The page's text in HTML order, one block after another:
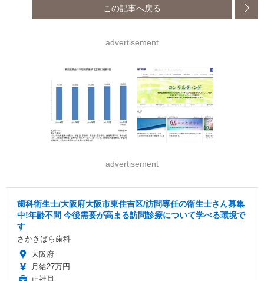
この記事へ戻る
advertisement
advertisement
歯科衛生士/大阪府大阪市東住吉区/訪問専任の衛生士さん募集
中!年齢不問 今後需要が高まる訪問診療について学べる環境で
す
さかきばら歯科
大阪府
月給27万円
正社員